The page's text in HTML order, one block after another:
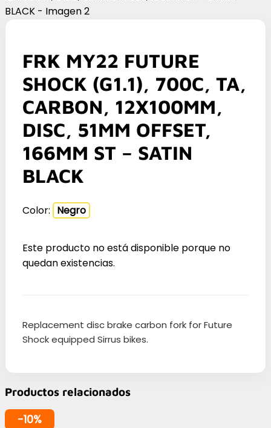
FRK MY22 FUTURE
SHOCK (G1.1), 700C, TA,
CARBON, 12X100MM,
DISC, 51MM OFFSET,
166MM ST – SATIN
BLACK
Color: Negro
Este producto no está disponible porque no
quedan existencias.
Replacement disc brake carbon fork for Future
Shock equipped Sirrus bikes.
Productos relacionados
-10%